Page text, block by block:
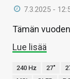
7.3.2025 -
Tämän
Lue lisää
240 Hz 27"